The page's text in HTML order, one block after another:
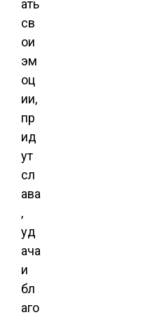
ать
св
ои
эм
оц
ии,
пр
ид
ут
сл
ава
,
уд
ача
и
бл
аго